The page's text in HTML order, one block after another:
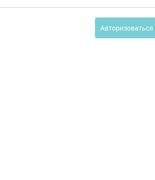
Авторизоваться